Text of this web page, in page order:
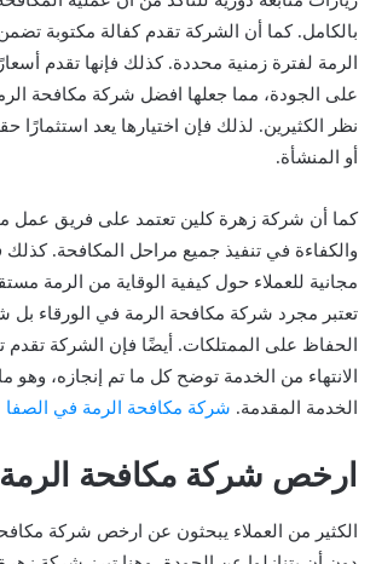
بالكامل. كما أن الشركة تقدم كفالة مكتوبة
الرمة لفترة زمنية محددة. كذلك فإنها تقدم
على الجودة، مما جعلها افضل شركة مكافحة
نظر الكثيرين. لذلك فإن اختيارها يعد استثمارًا
أو المنشأة.
كما أن شركة زهرة كلين تعتمد على فريق عمل
والكفاءة في تنفيذ جميع مراحل المكافحة. كذلك
مجانية للعملاء حول كيفية الوقاية من الرمة
تعتبر مجرد شركة مكافحة الرمة في الورقاء بل
الحفاظ على الممتلكات. أيضًا فإن الشركة تقدم
الانتهاء من الخدمة توضح كل ما تم إنجازه، وهو
الخدمة المقدمة. شركة مكافحة الرمة في الصفا
ارخص شركة مكافحة الرمة
الكثير من العملاء يبحثون عن ارخص شركة